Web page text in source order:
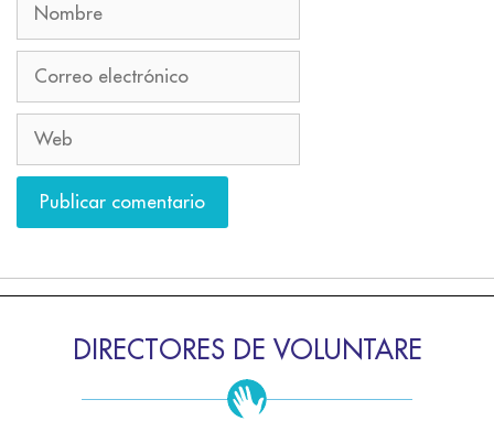
DIRECTORES DE VOLUNTARE